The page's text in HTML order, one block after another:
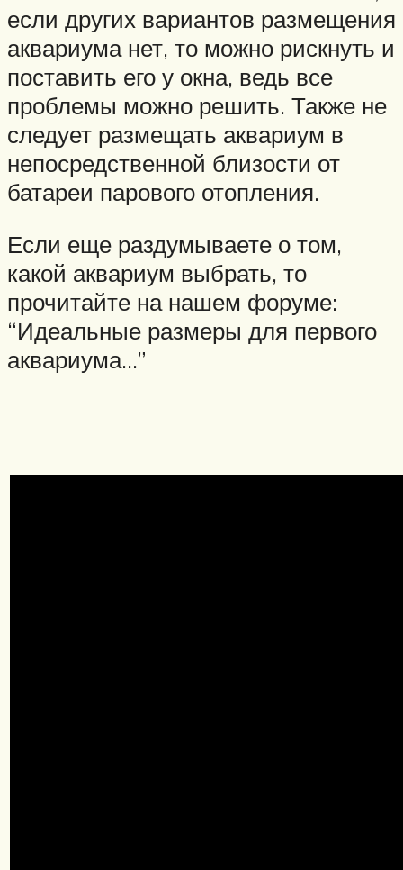
если других вариантов размещения
аквариума нет, то можно рискнуть и
поставить его у окна, ведь все
проблемы можно решить. Также не
следует размещать аквариум в
непосредственной близости от
батареи парового отопления.
Если еще раздумываете о том,
какой аквариум выбрать, то
прочитайте на нашем форуме:
“Идеальные размеры для первого
аквариума…”